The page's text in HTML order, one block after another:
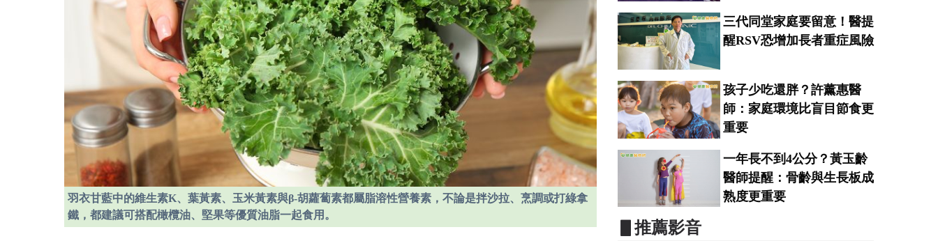
羽衣甘藍中的維生素K、葉黃素、玉米黃素與β-胡蘿蔔素都屬脂溶性營養素，不論是拌沙拉、烹調或打綠拿
鐵，都建議可搭配橄欖油、堅果等優質油脂一起食用。
三代同堂家庭要留意！醫提
醒RSV恐增加長者重症風險
孩子少吃還胖？許薰惠醫
師：家庭環境比盲目節食更
重要
一年長不到4公分？黃玉齡
醫師提醒：骨齡與生長板成
熟度更重要
▋推薦影音